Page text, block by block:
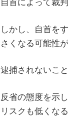
しかし、自首を
さくなる可能性
逮捕されないこ
反省の態度を示
リスクも低くな